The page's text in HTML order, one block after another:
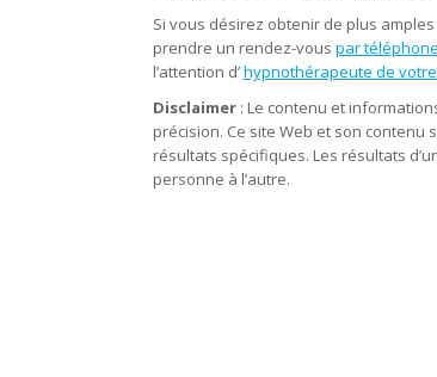
Si vous désirez obtenir de plus
prendre un rendez-vous par téléphone
l’attention d’hypnothérapeute de
Disclaimer: Le contenu et
précision. Ce site Web et son
résultats spécifiques. Les résultats
personne à l’autre.